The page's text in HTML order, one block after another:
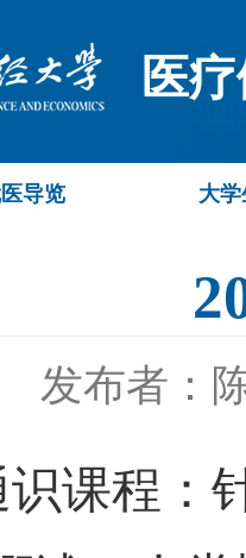
医
导览 大
发布者：
课程：